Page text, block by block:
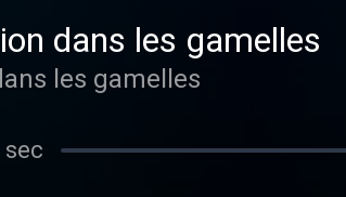
dans les gamelles
les gamelles
sec